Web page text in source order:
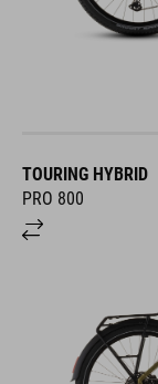
TOURING HYBRID
PRO 800